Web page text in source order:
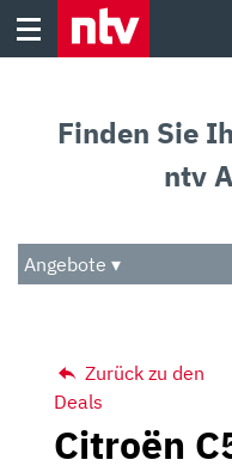
Skip
Audio
Das Beste
Finden Sie
ntv
Angebote ▾
Zurück zu den
Deals
Citroën